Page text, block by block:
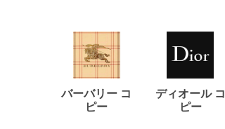
バーバリー コ
ピー
ディオール コ
ピー